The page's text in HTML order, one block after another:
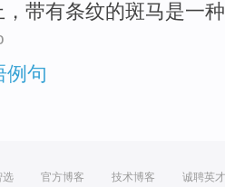
，带有条纹的斑马是一种
例句
选 官方博客 技术博客 诚聘英才